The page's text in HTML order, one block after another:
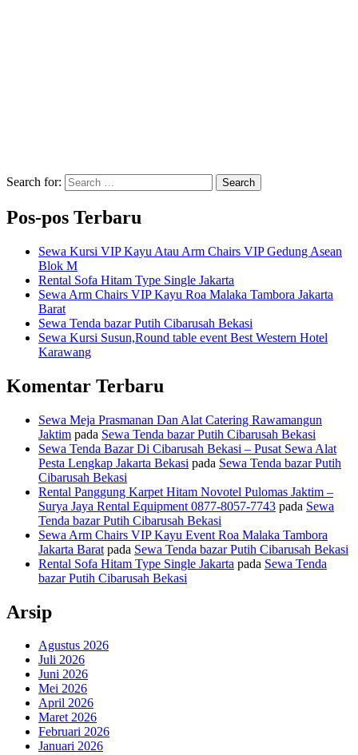
Search for: Search
Pos-pos Terbaru
Sewa Kursi VIP Kayu Atau Arm Chairs VIP Gedung Asean
Blok M
Rental Sofa Hitam Type Single Jakarta
Sewa Arm Chairs VIP Kayu Roa Malaka Tambora Jakarta
Barat
Sewa Tenda bazar Putih Cibarusah Bekasi
Sewa Kursi Susun,Round table event Best Western Hotel
Karawang
Komentar Terbaru
Sewa Meja Prasmanan Dan Alat Catering Rawamangun
Jaktim pada Sewa Tenda bazar Putih Cibarusah Bekasi
Sewa Tenda Bazar Di Cibarusah Bekasi – Pusat Sewa Alat
Pesta Lengkap Jakarta Bekasi pada Sewa Tenda bazar Putih
Cibarusah Bekasi
Rental Panggung Karpet Hitam Novotel Pulomas Jaktim –
Surya Jaya Rental Equipment 0877-8057-7743 pada Sewa
Tenda bazar Putih Cibarusah Bekasi
Sewa Arm Chairs VIP Kayu Event Roa Malaka Tambora
Jakarta Barat pada Sewa Tenda bazar Putih Cibarusah Bekasi
Rental Sofa Hitam Type Single Jakarta pada Sewa Tenda
bazar Putih Cibarusah Bekasi
Arsip
Agustus 2026
Juli 2026
Juni 2026
Mei 2026
April 2026
Maret 2026
Februari 2026
Januari 2026